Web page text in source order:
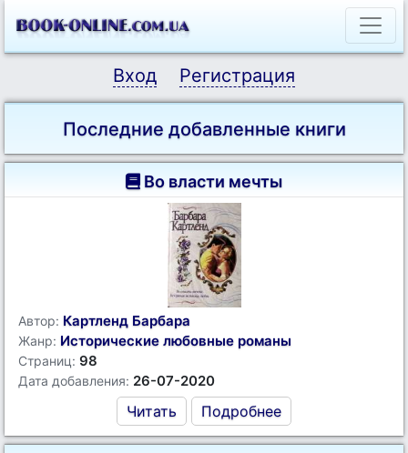
Вход Регистрация
Последние добавленные книги
Во власти мечты
Автор: Картленд Барбара
Жанр: Исторические любовные романы
Страниц: 98
Дата добавления: 26-07-2020
Читать Подробнее